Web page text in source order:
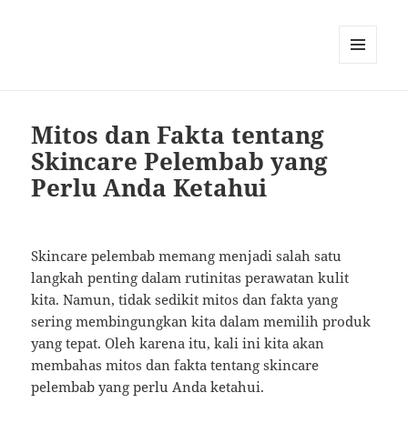
Mitos dan Fakta tentang
Skincare Pelembab yang
Perlu Anda Ketahui
Skincare pelembab memang menjadi salah satu
langkah penting dalam rutinitas perawatan kulit
kita. Namun, tidak sedikit mitos dan fakta yang
sering membingungkan kita dalam memilih produk
yang tepat. Oleh karena itu, kali ini kita akan
membahas mitos dan fakta tentang skincare
pelembab yang perlu Anda ketahui.